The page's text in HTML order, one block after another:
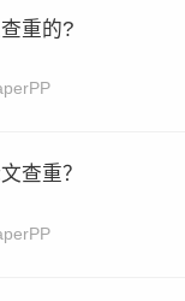
重的?
查重？